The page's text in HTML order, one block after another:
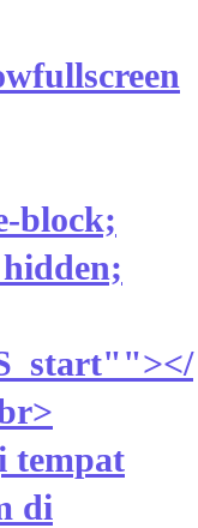
block;
</
tempat
di